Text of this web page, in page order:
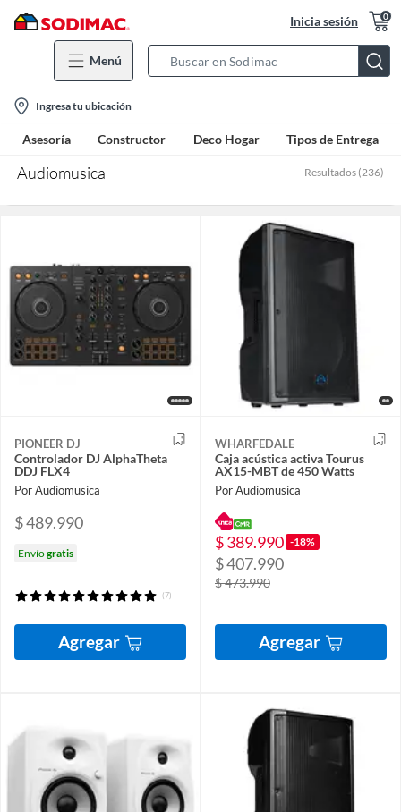
Inicia sesión 0
Menú
Bar
location-
icon
Ingresa tu ubicación
Asesoría Constructor Deco Hogar Tipos de Entrega
Audiomusica Resultados (236)
PIONEER DJ
Controlador DJ AlphaTheta
DDJ FLX4
Por Audiomusica
$ 489.990
Envíogratis
(7)
Agregar
WHARFEDALE
Caja acústica activa Tourus
AX15-MBT de 450 Watts
Por Audiomusica
$ 389.990 -18%
$ 407.990
$ 473.990
Agregar